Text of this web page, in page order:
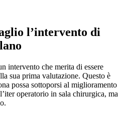
l’intervento di
intervento che merita di essere
sua prima valutazione. Questo è
possa sottoporsi al miglioramento
operatorio in sala chirurgica, ma